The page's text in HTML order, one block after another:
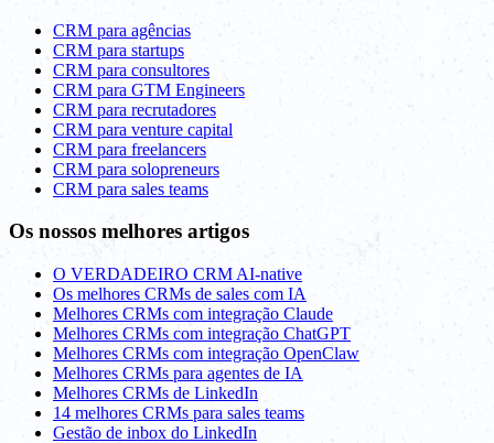
CRM para agências
CRM para startups
CRM para consultores
CRM para GTM Engineers
CRM para recrutadores
CRM para venture capital
CRM para freelancers
CRM para solopreneurs
CRM para sales teams
Os nossos melhores artigos
O VERDADEIRO CRM AI-native
Os melhores CRMs de sales com IA
Melhores CRMs com integração Claude
Melhores CRMs com integração ChatGPT
Melhores CRMs com integração OpenClaw
Melhores CRMs para agentes de IA
Melhores CRMs de LinkedIn
14 melhores CRMs para sales teams
Gestão de inbox do LinkedIn